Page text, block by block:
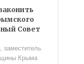
Совет
заместитель
Крыма